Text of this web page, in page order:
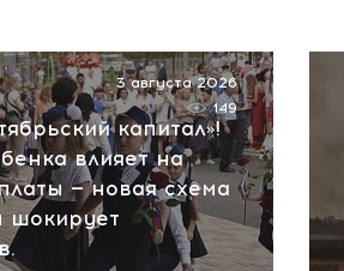
капитал»!
влияет на
— новая схема
шокирует
3 августа 2026
149